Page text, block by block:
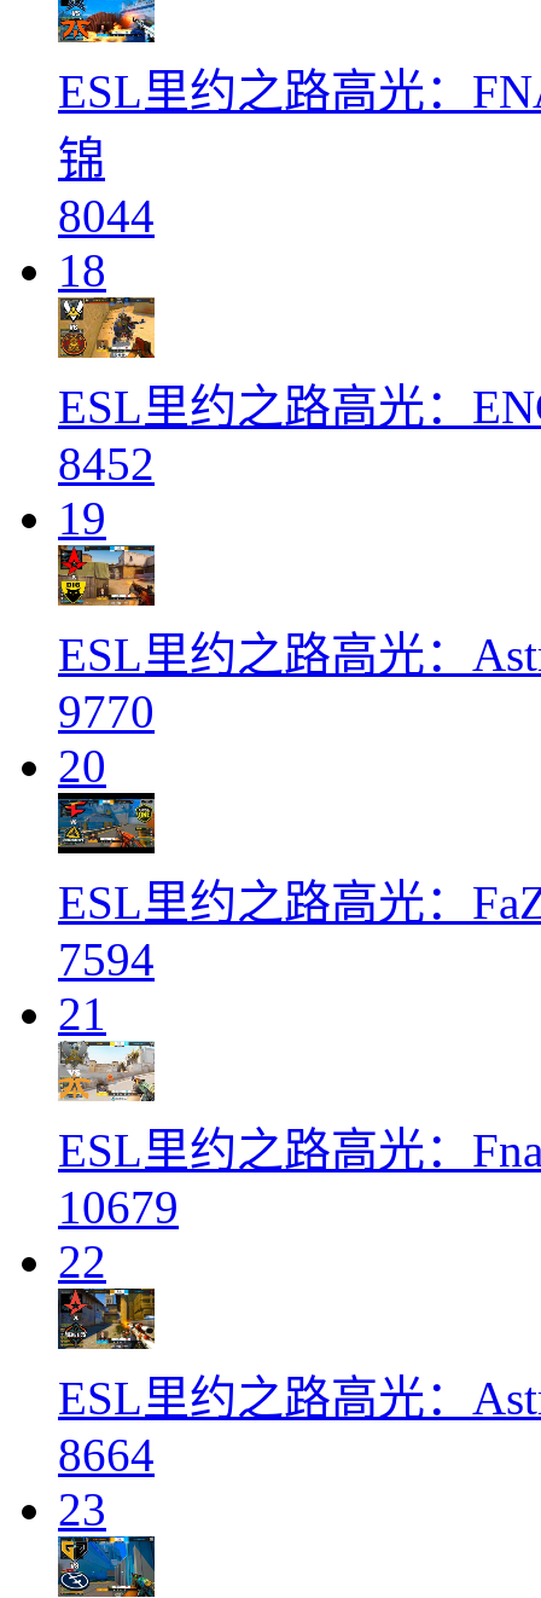
ESL里约之路高光：
锦
8044
18
ESL里约之路高光：
8452
19
ESL里约之路高光：
9770
20
ESL里约之路高光：
7594
21
ESL里约之路高光：
10679
22
ESL里约之路高光：
8664
23